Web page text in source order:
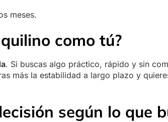
meses.
como tú?
. Si buscas algo práctico, rápido y sin
más la estabilidad a largo plazo y
según lo que